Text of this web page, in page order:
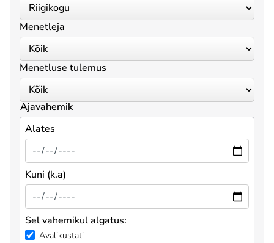
Menetleja
Menetluse tulemus
Ajavahemik
Alates
Kuni (k.a)
Sel vahemikul algatus:
Avalikustati